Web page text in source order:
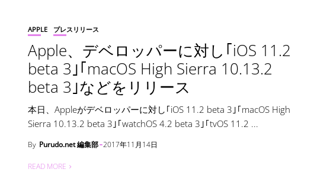
APPLE プレスリリース
Apple、デベロッパーに対し｢iOS 11.2
beta 3｣｢macOS High Sierra 10.13.2
beta 3｣などをリリース
本日、Appleがデベロッパーに対し｢iOS 11.2 beta 3｣｢macOS High
Sierra 10.13.2 beta 3｣｢watchOS 4.2 beta 3｣｢tvOS 11.2 ...
By Purudo.net 編集部 2017年11月14日
READ MORE